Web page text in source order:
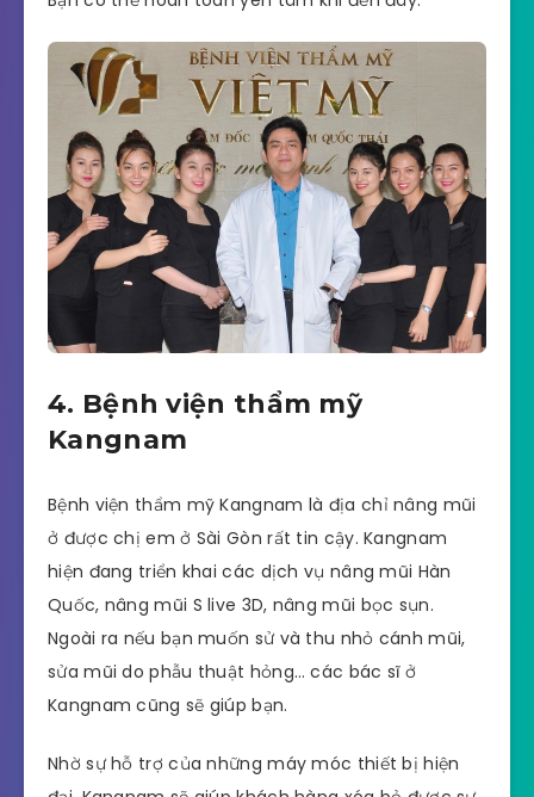
4. Bệnh viện thẩm mỹ
Kangnam
Bệnh viện thẩm mỹ Kangnam là địa chỉ nâng mũi
ở được chị em ở Sài Gòn rất tin cậy. Kangnam
hiện đang triển khai các dịch vụ nâng mũi Hàn
Quốc, nâng mũi S live 3D, nâng mũi bọc sụn.
Ngoài ra nếu bạn muốn sử và thu nhỏ cánh mũi,
sửa mũi do phẫu thuật hỏng… các bác sĩ ở
Kangnam cũng sẽ giúp bạn.
Nhờ sự hỗ trợ của những máy móc thiết bị hiện